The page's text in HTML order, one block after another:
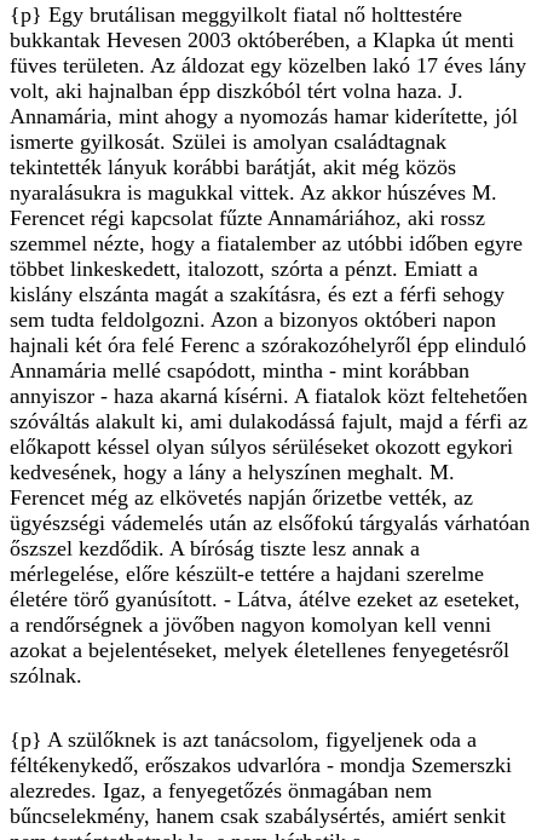
{p} Egy brutálisan meggyilkolt fiatal nő holttestére
bukkantak Hevesen 2003 októberében, a Klapka út menti
füves területen. Az áldozat egy közelben lakó 17 éves lány
volt, aki hajnalban épp diszkóból tért volna haza. J.
Annamária, mint ahogy a nyomozás hamar kiderítette, jól
ismerte gyilkosát. Szülei is amolyan családtagnak
tekintették lányuk korábbi barátját, akit még közös
nyaralásukra is magukkal vittek. Az akkor húszéves M.
Ferencet régi kapcsolat fűzte Annamáriához, aki rossz
szemmel nézte, hogy a fiatalember az utóbbi időben egyre
többet linkeskedett, italozott, szórta a pénzt. Emiatt a
kislány elszánta magát a szakításra, és ezt a férfi sehogy
sem tudta feldolgozni. Azon a bizonyos októberi napon
hajnali két óra felé Ferenc a szórakozóhelyről épp elinduló
Annamária mellé csapódott, mintha - mint korábban
annyiszor - haza akarná kísérni. A fiatalok közt feltehetően
szóváltás alakult ki, ami dulakodássá fajult, majd a férfi az
előkapott késsel olyan súlyos sérüléseket okozott egykori
kedvesének, hogy a lány a helyszínen meghalt. M.
Ferencet még az elkövetés napján őrizetbe vették, az
ügyészségi vádemelés után az elsőfokú tárgyalás várhatóan
őszszel kezdődik. A bíróság tiszte lesz annak a
mérlegelése, előre készült-e tettére a hajdani szerelme
életére törő gyanúsított. - Látva, átélve ezeket az eseteket,
a rendőrségnek a jövőben nagyon komolyan kell venni
azokat a bejelentéseket, melyek életellenes fenyegetésről
szólnak.
{p} A szülőknek is azt tanácsolom, figyeljenek oda a
féltékenykedő, erőszakos udvarlóra - mondja Szemerszki
alezredes. Igaz, a fenyegetőzés önmagában nem
bűncselekmény, hanem csak szabálysértés, amiért senkit